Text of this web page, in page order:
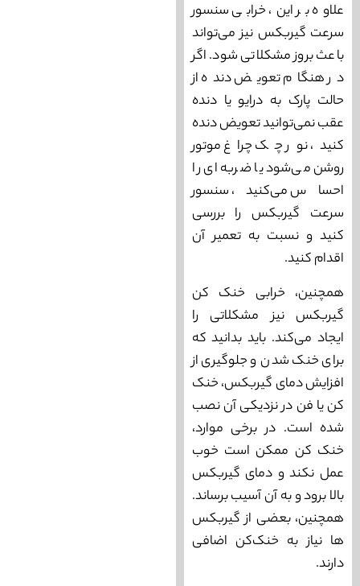
علاوه بر این، خرابی سنسور
سرعت گیربکس نیز می‌تواند
باعث بروز مشکلاتی شود. اگر
در هنگام تعویض دنده از
حالت پارک به درایو یا دنده
عقب نمی‌توانید تعویض دنده
کنید، نور چک چراغ موتور
روشن می‌شود یا ضربه‌ ای را
احساس می‌کنید، سنسور
سرعت گیربکس را بررسی
کنید و نسبت به تعمیر آن
اقدام کنید.
همچنین، خرابی خنک ‌کن
گیربکس نیز مشکلاتی را
ایجاد می‌کند. باید بدانید که
برای خنک شدن و جلوگیری از
افزایش دمای گیربکس، خنک
‌کن یا فن در نزدیکی آن نصب
شده است. در برخی موارد،
خنک ‌کن ممکن است خوب
عمل نکند و دمای گیربکس
بالا برود و به آن آسیب برساند.
همچنین، بعضی از گیربکس
‌ها نیاز به خنک‌کن اضافی
دارند.